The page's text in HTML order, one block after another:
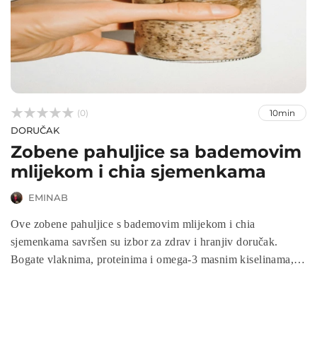


 (0) 10min
DORUČAK
Zobene pahuljice sa bademovim
mlijekom i chia sjemenkama
EMINAB
Ove zobene pahuljice s bademovim mlijekom i chia
sjemenkama savršen su izbor za zdrav i hranjiv doručak.
Bogate vlaknima, proteinima i omega-3 masnim kiselinama,